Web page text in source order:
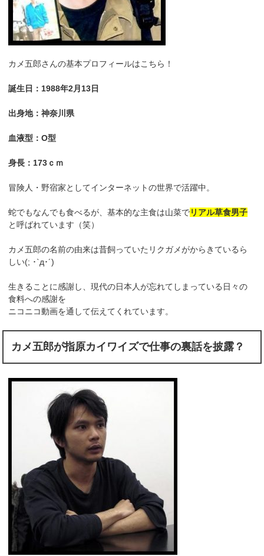
カメ五郎さんの基本プロフィールはこちら！
誕生日：1988年2月13日
出身地：神奈川県
血液型：O型
身長：173ｃｍ
冒険人・野宿家としてインターネットの世界で活躍中。
蛇でもなんでも食べるが、基本的な主食は山菜でリアル草食男子
と呼ばれています（笑）
カメ五郎の名前の由来は昔飼っていたリクガメがからきているら
しい(; ･`д･´)
生きることに感謝し、現代の日本人が忘れてしまっている日々の
食料への感謝を
ニコニコ動画を通して伝えてくれています。
カメ五郎が指原カイワイズで仕事の裏話を披露？